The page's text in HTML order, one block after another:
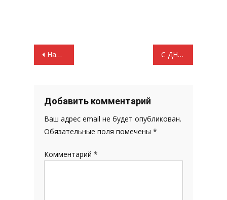
Навигация
записям
Наши инициативы прокладывают путь к победе С ДНЁМ РОССИЙСКОГО СТУДЕНЧЕСТВА!
Добавить комментарий
Ваш адрес email не будет опубликован.
Обязательные поля помечены*
Комментарий*